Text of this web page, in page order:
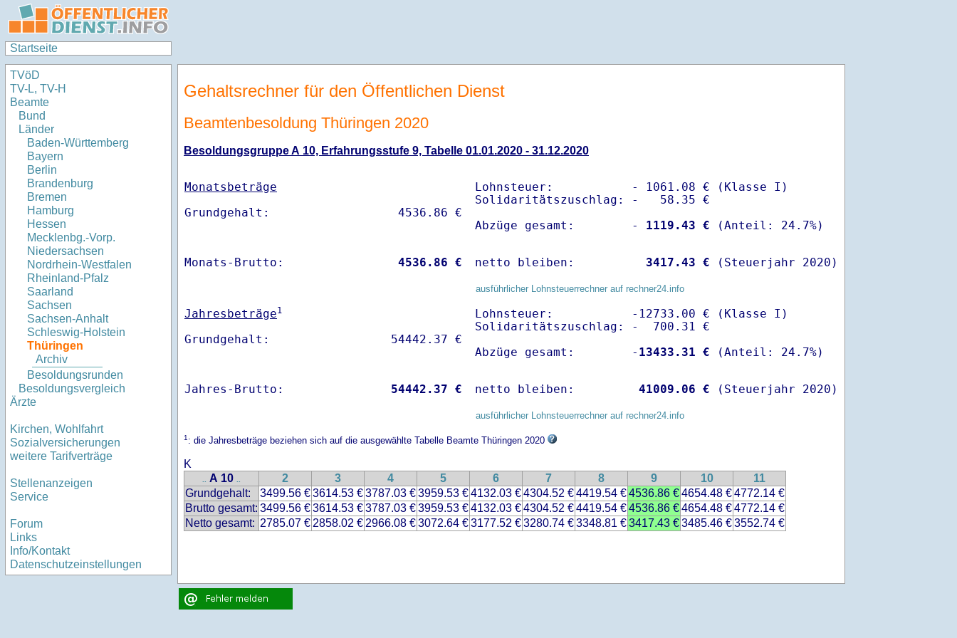
Startseite
TVöD
TV-L, TV-H
Beamte
Bund
Länder
Baden-Württemberg
Bayern
Berlin
Brandenburg
Bremen
Hamburg
Hessen
Mecklenbg.-Vorp.
Niedersachsen
Nordrhein-Westfalen
Rheinland-Pfalz
Saarland
Sachsen
Sachsen-Anhalt
Schleswig-Holstein
Thüringen
Archiv
Besoldungsrunden
Besoldungsvergleich
Ärzte
Kirchen, Wohlfahrt
Sozialversicherungen
weitere Tarifverträge
Stellenanzeigen
Service
Forum
Links
Info/Kontakt
Datenschutzeinstellungen
Gehaltsrechner für den Öffentlichen Dienst
Beamtenbesoldung Thüringen 2020
Besoldungsgruppe A 10, Erfahrungsstufe 9, Tabelle 01.01.2020 - 31.12.2020
Monatsbeträge
Lohnsteuer:           - 1061.08 € (Klasse I)
Solidaritätszuschlag: -   58.35 €
Abzüge gesamt:        -
1119.43 €
Monats-Brutto: 4536.86 € netto bleiben: 3417.43 € (Steuerjahr 2020)
ausführlicher Lohnsteuerrechner auf rechner24.info
Jahresbeträge1
Lohnsteuer:           -12733.00 € (Klasse I)
Solidaritätszuschlag: -  700.31 €
Abzüge gesamt:        - 13433.31 €
Jahres-Brutto: 54442.37 € netto bleiben: 41009.06 € (Steuerjahr 2020)
ausführlicher Lohnsteuerrechner auf rechner24.info
1: die Jahresbeträge beziehen sich auf die ausgewählte Tabelle Beamte Thüringen 2020
K
.. A 10 .. 2 3 4 5 6 7 8 9 10
11
Grundgehalt:
3499.56 €3614.53 €3787.03 €3959.53 €4132.03 €4304.52 €4419.54 €4536.86 €4654.48 €4772.14 €
Brutto gesamt: 3499.56 €3614.53 €3787.03 €3959.53 €4132.03 €4304.52 €4419.54 €4536.86 €4654.48 €4772.14 €
Netto gesamt: 2785.07 € 2858.02 € 2966.08 €3072.64 €3177.52 €3280.74 €3348.81 €3417.43 €3485.46 €3552.74 €